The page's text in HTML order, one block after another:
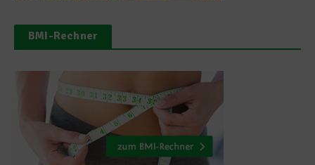
BMI-Rechner